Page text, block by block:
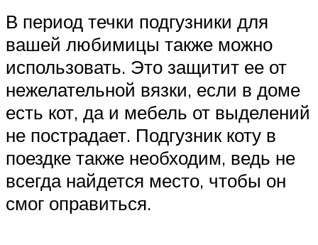
В период течки подгузники для
вашей любимицы также можно
использовать. Это защитит ее от
нежелательной вязки, если в доме
есть кот, да и мебель от выделений
не пострадает. Подгузник коту в
поездке также необходим, ведь не
всегда найдется место, чтобы он
смог оправиться.